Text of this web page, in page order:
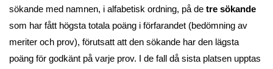
sökande med namnen, i alfabetisk ordning, på de tre sökande
som har fått högsta totala poäng i förfarandet (bedömning av
meriter och prov), förutsatt att den sökande har den lägsta
poäng för godkänt på varje prov. I de fall då sista platsen upptas